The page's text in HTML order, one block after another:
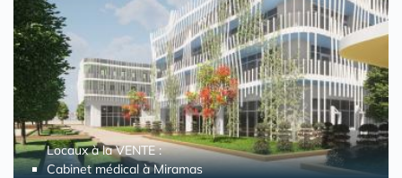
Locaux à la VENTE :
Cabinet médical à Miramas